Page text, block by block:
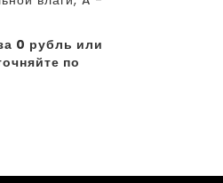
0 рубль или
по